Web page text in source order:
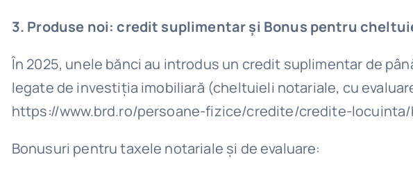
3. Produse noi: credit suplimentar și Bonus pentru
În 2025, unele bănci au introdus un credit suplimentar de
legate de investiția imobiliară (cheltuieli notariale, cu
https://www.brd.ro/persoane-fizice/credite/credite-
Bonusuri pentru taxele notariale și de evaluare: